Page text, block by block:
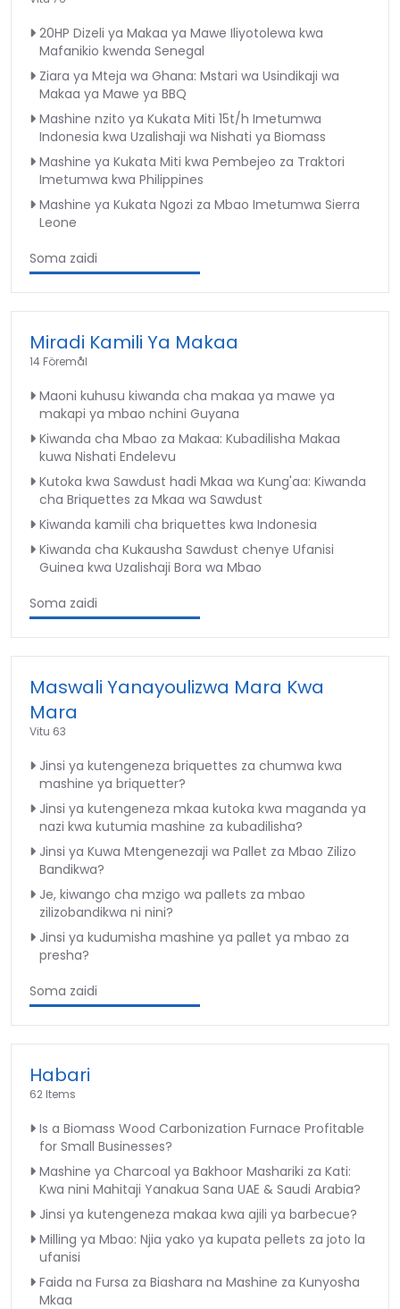
20HP Dizeli ya Makaa ya Mawe Iliyotolewa kwa
Mafanikio kwenda Senegal
Ziara ya Mteja wa Ghana: Mstari wa Usindikaji wa
Makaa ya Mawe ya BBQ
Mashine nzito ya Kukata Miti 15t/h Imetumwa
Indonesia kwa Uzalishaji wa Nishati ya Biomass
Mashine ya Kukata Miti kwa Pembejeo za Traktori
Imetumwa kwa Philippines
Mashine ya Kukata Ngozi za Mbao Imetumwa Sierra
Leone
Soma zaidi
Miradi Kamili Ya Makaa
14 Föremål
Maoni kuhusu kiwanda cha makaa ya mawe ya
makapi ya mbao nchini Guyana
Kiwanda cha Mbao za Makaa: Kubadilisha Makaa
kuwa Nishati Endelevu
Kutoka kwa Sawdust hadi Mkaa wa Kung'aa: Kiwanda
cha Briquettes za Mkaa wa Sawdust
Kiwanda kamili cha briquettes kwa Indonesia
Kiwanda cha Kukausha Sawdust chenye Ufanisi
Guinea kwa Uzalishaji Bora wa Mbao
Soma zaidi
Maswali Yanayoulizwa Mara Kwa
Mara
Vitu 63
Jinsi ya kutengeneza briquettes za chumwa kwa
mashine ya briquetter?
Jinsi ya kutengeneza mkaa kutoka kwa maganda ya
nazi kwa kutumia mashine za kubadilisha?
Jinsi ya Kuwa Mtengenezaji wa Pallet za Mbao Zilizo
Bandikwa?
Je, kiwango cha mzigo wa pallets za mbao
zilizobandikwa ni nini?
Jinsi ya kudumisha mashine ya pallet ya mbao za
presha?
Soma zaidi
Habari
62 Items
Is a Biomass Wood Carbonization Furnace Profitable
for Small Businesses?
Mashine ya Charcoal ya Bakhoor Mashariki za Kati:
Kwa nini Mahitaji Yanakua Sana UAE & Saudi Arabia?
Jinsi ya kutengeneza makaa kwa ajili ya barbecue?
Milling ya Mbao: Njia yako ya kupata pellets za joto la
ufanisi
Faida na Fursa za Biashara na Mashine za Kunyosha
Mkaa